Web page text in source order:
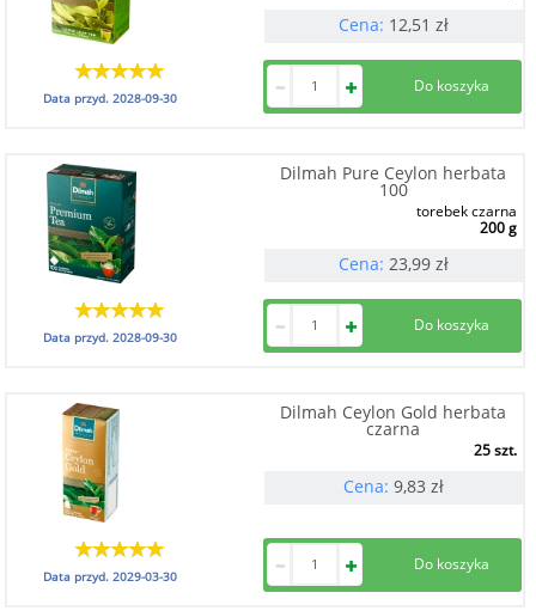
Cena: 12,51 zł
Data przyd.2028-09-30
Dilmah Pure Ceylon herbata
100
torebek czarna
200 g
Cena: 23,99 zł
Data przyd.2028-09-30
Dilmah Ceylon Gold herbata
czarna
25 szt.
Cena: 9,83 zł
Data przyd.2029-03-30